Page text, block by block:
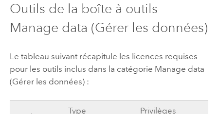
Outils de la boîte à outils
Manage data (Gérer les données)
Le tableau suivant récapitule les licences requises
pour les outils inclus dans la catégorie Manage data
(Gérer les données) :
Type
Privilèges